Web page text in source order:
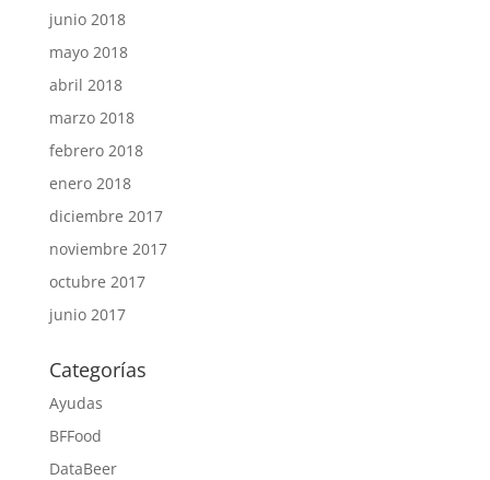
junio 2018
mayo 2018
abril 2018
marzo 2018
febrero 2018
enero 2018
diciembre 2017
noviembre 2017
octubre 2017
junio 2017
Categorías
Ayudas
BFFood
DataBeer